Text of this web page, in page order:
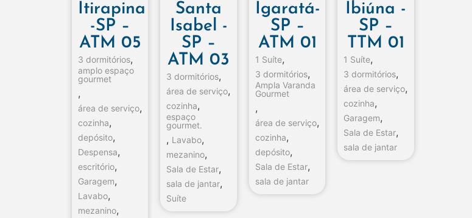
Itirapina
-SP –
ATM 05
3 dormitórios,
amplo espaço
gourmet
,
área de serviço,
cozinha,
depósito,
Despensa,
escritório,
Garagem,
Lavabo,
mezanino,
Santa
Isabel -
SP –
ATM 03
3 dormitórios,
área de serviço,
cozinha,
espaço
gourmet.
, Lavabo,
mezanino,
Sala de Estar,
sala de jantar,
Suíte
Igaratá-
SP –
ATM 01
1 Suíte,
3 dormitórios,
Ampla Varanda
Gourmet
,
área de serviço,
cozinha,
depósito,
Sala de Estar,
sala de jantar
Ibiúna -
SP –
TTM 01
1 Suíte,
3 dormitórios,
área de serviço,
cozinha,
Garagem,
Sala de Estar,
sala de jantar